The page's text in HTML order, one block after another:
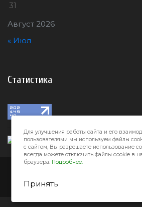
Август 2026
31
« Июл
Статистика
Для улучшения работы сайта и его
пользователями мы используем файлы
с сайтом, Вы разрешаете использование
всегда можете отключить файлы cookie в
браузера. Подробнее.
Принять